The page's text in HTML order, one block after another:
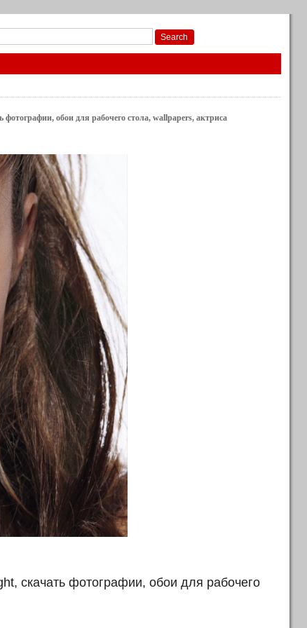
обои для рабочего стола, wallpapers, актриса
скачать фотографии, обои для рабочего